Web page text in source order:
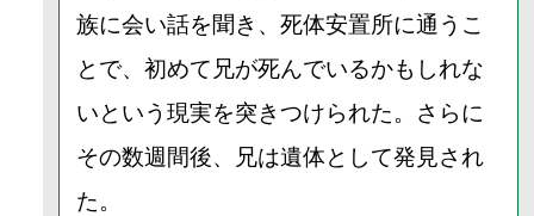
族に会い話を聞き、死体安置所に通うこ
とで、初めて兄が死んでいるかもしれな
いという現実を突きつけられた。さらに
その数週間後、兄は遺体として発見され
た。